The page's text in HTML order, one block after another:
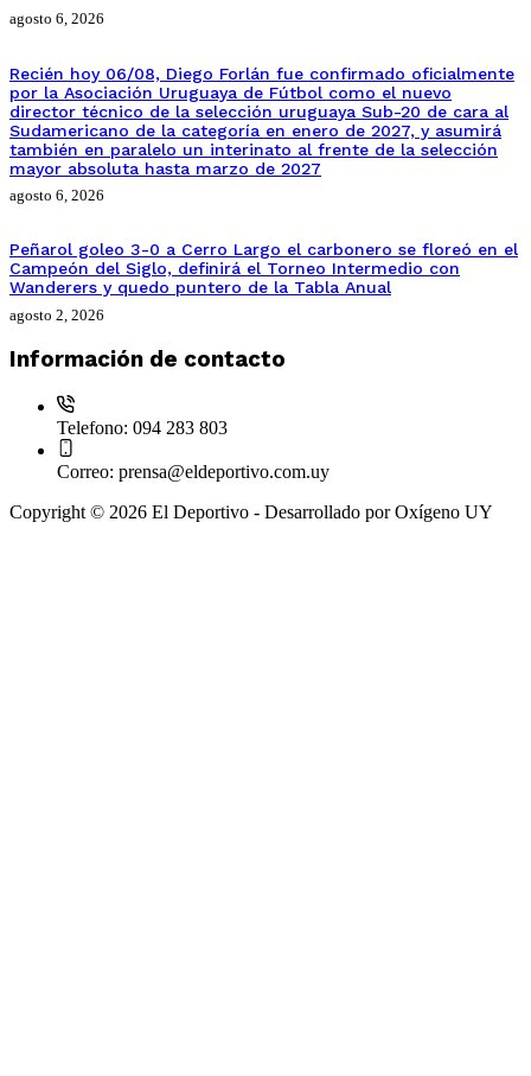
agosto 6, 2026
Recién hoy 06/08, Diego Forlán fue confirmado oficialmente
por la Asociación Uruguaya de Fútbol como el nuevo
director técnico de la selección uruguaya Sub-20 de cara al
Sudamericano de la categoría en enero de 2027, y asumirá
también en paralelo un interinato al frente de la selección
mayor absoluta hasta marzo de 2027
agosto 6, 2026
Peñarol goleo 3-0 a Cerro Largo el carbonero se floreó en el
Campeón del Siglo, definirá el Torneo Intermedio con
Wanderers y quedo puntero de la Tabla Anual
agosto 2, 2026
Información de contacto
Telefono: 094 283 803
Correo: prensa@eldeportivo.com.uy
Copyright © 2026 El Deportivo - Desarrollado por Oxígeno UY